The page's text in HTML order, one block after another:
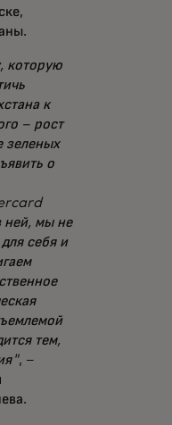
которую
к
– рост
зеленых
о
ней, мы не
себя и
тем,
, –